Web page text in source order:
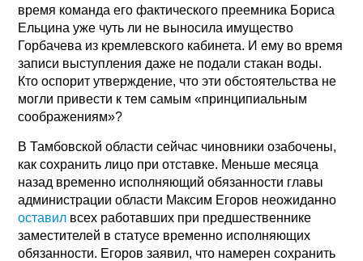
время команда его фактического преемника Бориса
Ельцина уже чуть ли не выносила имущество
Горбачева из кремлевского кабинета. И ему во время
записи выступления даже не подали стакан воды.
Кто оспорит утверждение, что эти обстоятельства не
могли привести к тем самым «принципиальным
соображениям»?
В Тамбовской области сейчас чиновники озабочены,
как сохранить лицо при отставке. Меньше месяца
назад временно исполняющий обязанности главы
администрации области Максим Егоров неожиданно
оставил всех работавших при предшественнике
заместителей в статусе временно исполняющих
обязанности. Егоров заявил, что намерен сохранить